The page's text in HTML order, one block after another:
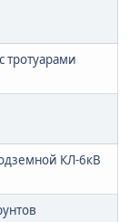
тротуарами
КЛ-6кВ